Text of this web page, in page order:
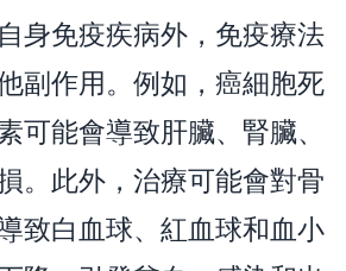
身免疫疾病外，免疫療法
副作用。例如，癌細胞死
可能會導致肝臟、腎臟、
。此外，治療可能會對骨
致白血球、紅血球和血小